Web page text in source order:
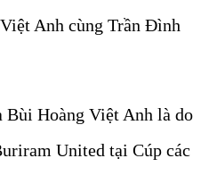
Anh cùng Trần Đình
Bùi Hoàng Việt Anh là do
United tại Cúp các